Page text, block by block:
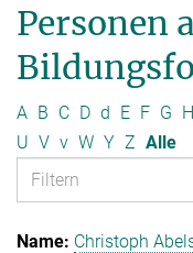
Personen
A B C D d E F G H
U V v W Y Z Alle
Christoph